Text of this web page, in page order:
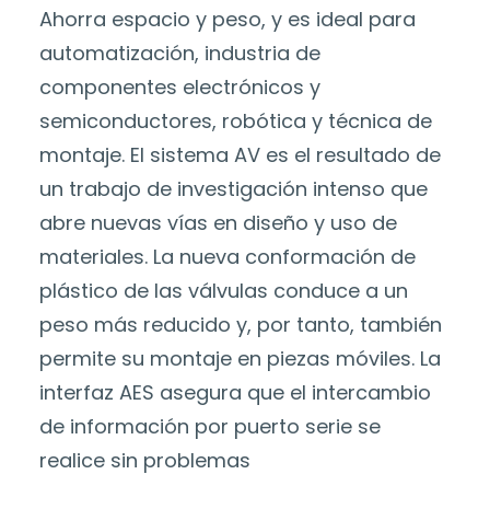
Ahorra espacio y peso, y es ideal para
automatización, industria de
componentes electrónicos y
semiconductores, robótica y técnica de
montaje. El sistema AV es el resultado de
un trabajo de investigación intenso que
abre nuevas vías en diseño y uso de
materiales. La nueva conformación de
plástico de las válvulas conduce a un
peso más reducido y, por tanto, también
permite su montaje en piezas móviles. La
interfaz AES asegura que el intercambio
de información por puerto serie se
realice sin problemas